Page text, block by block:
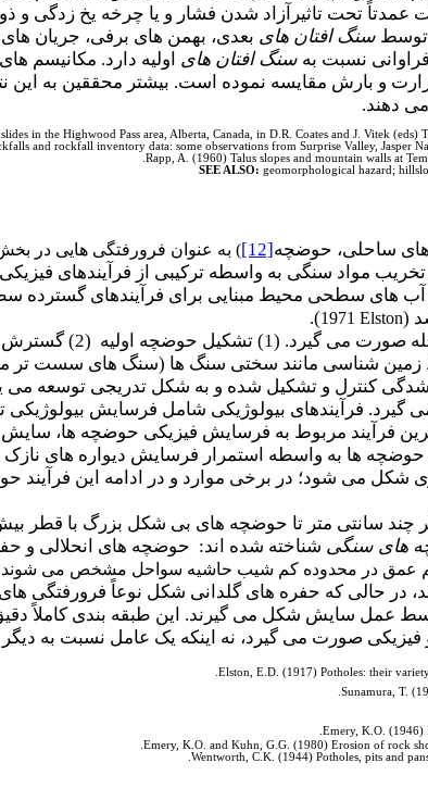
عمدتاً تحت تاثیرآزاد شدن فشار و یا چرخه یخ
توسط سنگ افتان های بعدی، بهمن های برفی، جریان
نسبت به سنگ افتان های اولیه دارد. مکانیسم
و بارش مقایسه نموده است. بیشتر محققین به این
دهند.
in the Highwood Pass area, Alberta, Canada, in D.R. Coates and J. Vitek
and rockfall inventory data: some observations from Surprise Valley, Jasper
Rapp, A. (1960) Talus slopes and mountain walls at
SEE ALSO: geomorphological hazard;
ساحلی، حوضچه[12]) به عنوان فرورفتگی هایی در
مواد سنگی به واسطه ترکیبی از فرآیندهای
آب های سطحی محیط مبنایی برای فرآیندهای
(
Elston
1971
).
زمین شناسی مانند سختی سنگ ها (سنگ های سست تر
شدگی کنترل و تشکیل شده و به شکل تدریجی توسعه
گیرد. فرآیندهای بیولوژیکی شامل فرسایش
فرآیند مربوط به فرسایش فیزیکی حوضچه ها،
ها به واسطه استمرار فرسایش دیواره های نازک
می شود؛ در برخی موارد و در ادامه این فرآیند
های سنگی شناخته شده اند: حوضچه های انحلالی و
عمق در محدوده کم شیب حاشیه سواحل مشخص می
در حالی که حفره های گلدانی شکل نوعاً فرورفتگی
عمل سایش شکل می گیرند. این طبقه بندی کاملاً
فیزیکی صورت می گیرد، نه اینکه یک عامل نسبت به
Elston, E.D. (1917) Potholes: their
Sunamura, T.
Emery, K.O. (1946)
Emery, K.O. and Kuhn, G.G. (1980) Erosion of rock
Wentworth, C.K. (1944) Potholes, pits and